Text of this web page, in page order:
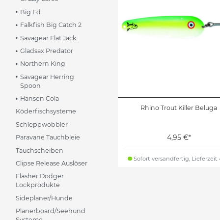
Big Ed
Falkfish Big Catch 2
Savagear Flat Jack
Gladsax Predator
Northern King
Savagear Herring
Spoon
Hansen Cola
Köderfischsysteme
Schleppwobbler
Paravane Tauchbleie
Tauchscheiben
Clipse Release Auslöser
Flasher Dodger
Lockprodukte
Sideplaner/Hunde
Planerboard/Seehund
Rhino Trout Killer Beluga
4,95 €*
Sofort versandfertig, Lieferzeit